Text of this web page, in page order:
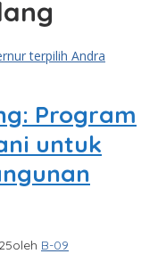
Program
untuk
oleh B-09